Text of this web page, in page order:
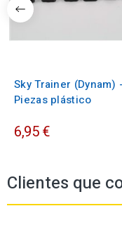
Sky Trainer (Dynam) -
Piezas plástico
6,95 €
Clientes que